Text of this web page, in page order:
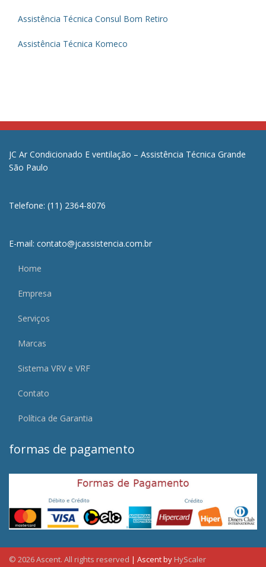
Assistência Técnica Consul Bom Retiro
Assistência Técnica Komeco
JC Ar Condicionado E ventilação – Assistência Técnica Grande
São Paulo
Telefone: (11) 2364-8076
E-mail: contato@jcassistencia.com.br
Home
Empresa
Serviços
Marcas
Sistema VRV e VRF
Contato
Política de Garantia
formas de pagamento
© 2026 Ascent. All rights reserved | Ascent by HyScaler